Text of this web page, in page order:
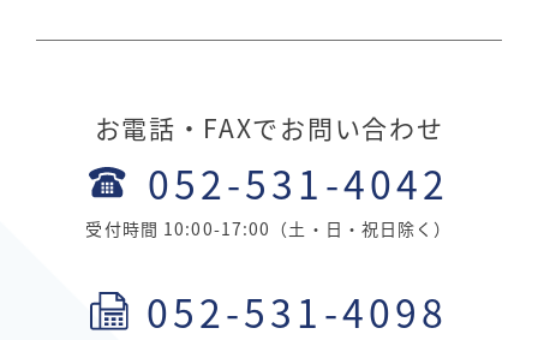
お電話・FAXでお問い合わせ
052-531-4042
受付時間 10:00-17:00（土・日・祝日除く）
052-531-4098